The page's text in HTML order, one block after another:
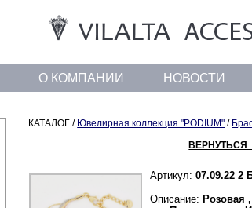
О КОМПАНИИ НОВОСТИ
КАТАЛОГ / Ювелирная коллекция "PODIUM" /
Артикул:07.09.22 2
Описание: Розовая